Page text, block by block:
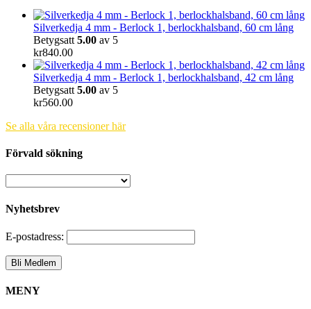
Silverkedja 4 mm - Berlock 1, berlockhalsband, 60 cm lång
Betygsatt 5.00 av 5
kr840.00
Silverkedja 4 mm - Berlock 1, berlockhalsband, 42 cm lång
Betygsatt 5.00 av 5
kr560.00
Se alla våra recensioner här
Förvald sökning
Nyhetsbrev
E-postadress:
MENY